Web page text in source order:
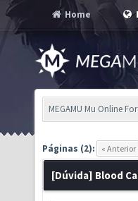
Home
MEGAMU Mu Online
Páginas (2): « Anterior
[Dúvida] Blood